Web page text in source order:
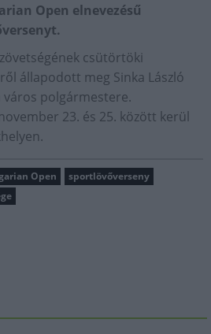
Open elnevezésű
csütörtöki
állapodott meg Sinka László
város polgármestere.
23. és 25. között kerül
Open
sportlövőverseny